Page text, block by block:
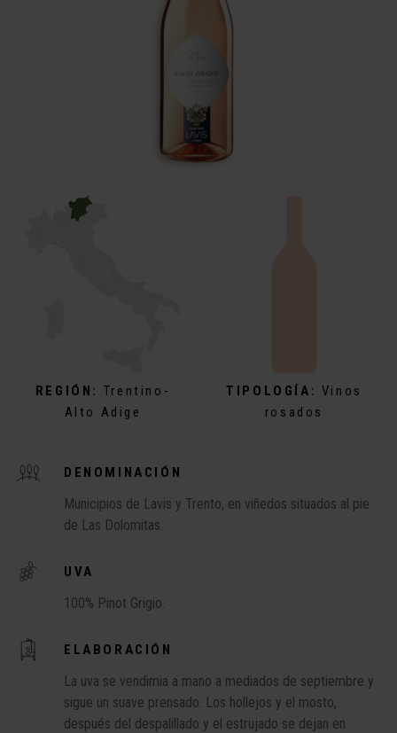
DENOMINACIÓN
Municipios de Lavis y Trento, en viñedos situados al pie
de Las Dolomitas.
UVA
100% Pinot Grigio.
ELABORACIÓN
La uva se vendimia a mano a mediados de septiembre y
sigue un suave prensado. Los hollejos y el mosto,
después del despalillado y el estrujado se dejan en
REGIÓN: Trentino-
Alto Adige
TIPOLOGÍA: Vinos
rosados